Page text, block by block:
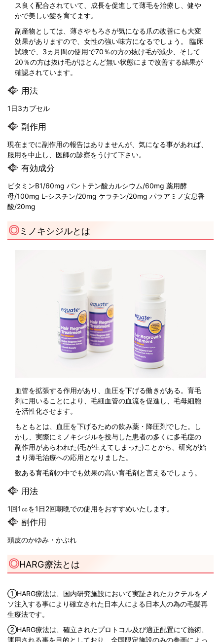
ス良く配合されていて、成長を促進して薄毛を治療し、健や
かで美しい髪を育てます。
副産物としては、薄さやもろさが気になる爪の改善にも大変
効果がありますので、女性の強い味方になるでしょう。 臨床
試験で、3ヵ月間の使用で70％の方の抜け毛が減少、そして
20％の方は抜け毛がほとんど無い状態にまで改善する結果が
確認されています。
用法
1日3カプセル
副作用
現在までに副作用の報告はありませんが、気になる事があれば、
服用を中止し、医師の診察をうけて下さい。
有効成分
ビタミンB1/60mg パントテン酸カルシウム/60mg 薬用酵
母/100mg L-シスチン/20mg ケラチン/20mg パラアミノ安息香
酸/20mg
ミノキシジルとは
血管を拡張する作用があり、血圧を下げる働きがある。育毛
剤に用いることにより、毛細血管の血流を促進し、毛母細胞
を活性化させます。
もともとは、血圧を下げるための飲み薬・降圧剤でした。し
かし、実際にミノキシジルを投与した患者の多くに多毛症の
副作用があらわれた(毛が生えてしまった)ことから、研究が始
まり薄毛治療への応用となりました。
数ある育毛剤の中でも効果の高い育毛剤と言えるでしょう。
用法
1回1㏄を1日2回朝晩での使用をおすすめいたします。
副作用
頭皮のかゆみ・かぶれ
HARG療法とは
①HARG療法は、国内研究施設において実証されたカクテルをメ
ソ注入する事により確立された日本人による日本人の為の毛髪再
生療法です。
②HARG療法は、確立されたプロトコル及び適正配置にて施術、
運用される事を目的としており、全国限定施設のみの参画によっ